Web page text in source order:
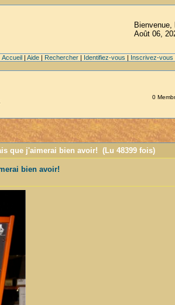
Bienvenue,
Août 06,
Accueil| Aide| Rechercher| Identifiez-vous | Inscrivez-vous
0
que j'aimerai bien avoir! (Lu 48399 fois)
bien avoir!